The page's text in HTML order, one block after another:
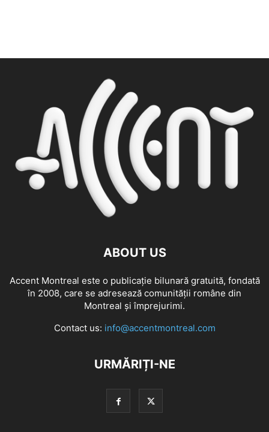
ABOUT US
Accent Montreal este o publicație bilunară gratuită, fondată
în 2008, care se adresează comunităţii române din
Montreal şi împrejurimi.
Contact us: info@accentmontreal.com
URMĂRIȚI-NE